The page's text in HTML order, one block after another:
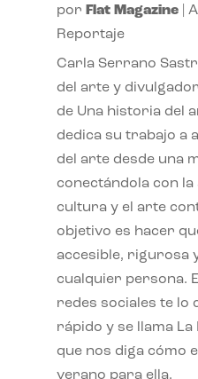
por Flat Magazine|
Reportaje
Carla Serrano
del arte y
de Una historia del
dedica su trabajo a
del arte desde una
conectándola con
cultura y el arte
objetivo es hacer
accesible, rigurosa
cualquier persona.
redes sociales te lo
rápido y se llama
que nos diga cómo
verano para ella.